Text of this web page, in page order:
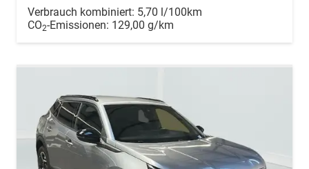
Verbrauch kombiniert: 5,70 l/100km
CO2-Emissionen: 129,00 g/km